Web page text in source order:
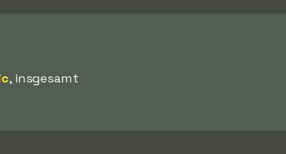
, insgesamt